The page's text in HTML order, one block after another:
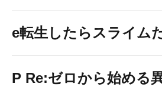
e転生したらスライム
P Re:ゼロから始める